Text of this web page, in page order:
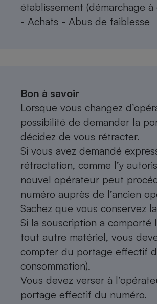
établissement (démarchage à
- Achats - Abus de faiblesse
Bon à savoir
Lorsque vous changez
possibilité de demander la
décidez de vous rétracter.
Si vous avez demandé
rétractation, comme l’y
nouvel opérateur peut
numéro auprès de l’ancien
Sachez que vous conservez
Si la souscription a
tout autre matériel, vous
compter du portage effectif
consommation).
Vous devez verser à
portage effectif du numéro.